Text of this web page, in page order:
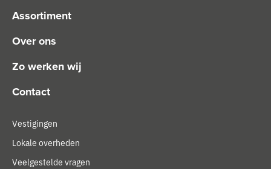
Assortiment
Over ons
Zo werken wij
Contact
Vestigingen
Lokale overheden
Veelgestelde vragen